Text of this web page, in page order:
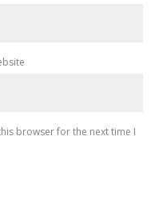
browser for the next time I